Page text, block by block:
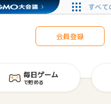
会員登録
毎日ゲーム
で貯める